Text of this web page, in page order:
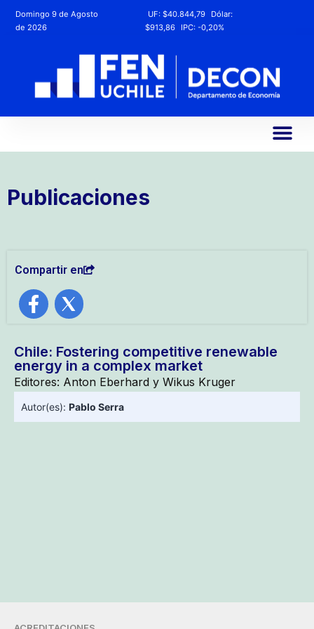
Domingo 9 de Agosto
de 2026
UF:$40.844,79
Dólar:
$913,86
IPC:-0,20%
Publicaciones
Compartir en
Chile: Fostering competitive renewable
energy in a complex market
Editores: Anton Eberhard y Wikus Kruger
Autor(es): Pablo Serra